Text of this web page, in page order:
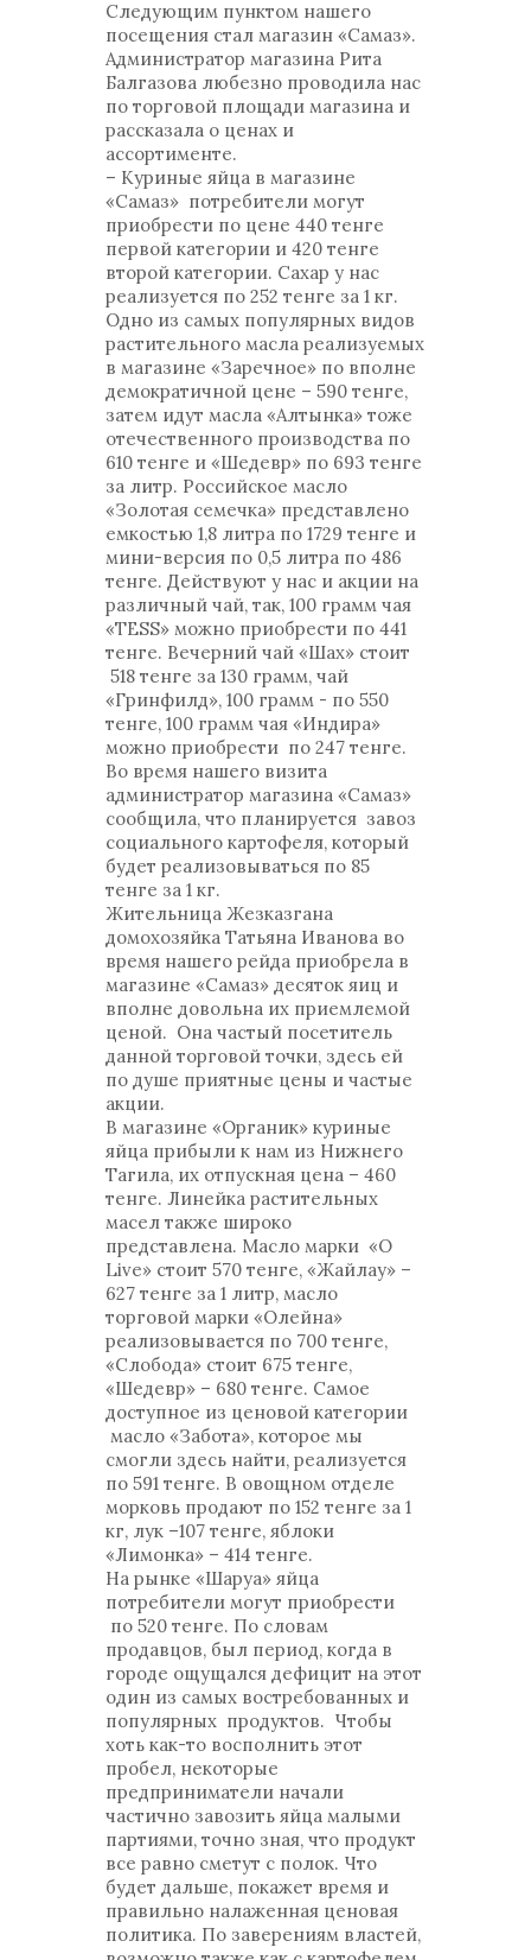
Следующим пунктом нашего
посещения стал магазин «Самаз».
Администратор магазина Рита
Балгазова любезно проводила нас
по торговой площади магазина и
рассказала о ценах и
ассортименте.
– Куриные яйца в магазине
«Самаз» потребители могут
приобрести по цене 440 тенге
первой категории и 420 тенге
второй категории. Сахар у нас
реализуется по 252 тенге за 1 кг.
Одно из самых популярных видов
растительного масла реализуемых
в магазине «Заречное» по вполне
демократичной цене – 590 тенге,
затем идут масла «Алтынка» тоже
отечественного производства по
610 тенге и «Шедевр» по 693 тенге
за литр. Российское масло
«Золотая семечка» представлено
емкостью 1,8 литра по 1729 тенге и
мини-версия по 0,5 литра по 486
тенге. Действуют у нас и акции на
различный чай, так, 100 грамм чая
«TESS» можно приобрести по 441
тенге. Вечерний чай «Шах» стоит
518 тенге за 130 грамм, чай
«Гринфилд», 100 грамм - по 550
тенге, 100 грамм чая «Индира»
можно приобрести по 247 тенге.
Во время нашего визита
администратор магазина «Самаз»
сообщила, что планируется завоз
социального картофеля, который
будет реализовываться по 85
тенге за 1 кг.
Жительница Жезказгана
домохозяйка Татьяна Иванова во
время нашего рейда приобрела в
магазине «Самаз» десяток яиц и
вполне довольна их приемлемой
ценой. Она частый посетитель
данной торговой точки, здесь ей
по душе приятные цены и частые
акции.
В магазине «Органик» куриные
яйца прибыли к нам из Нижнего
Тагила, их отпускная цена – 460
тенге. Линейка растительных
масел также широко
представлена. Масло марки «O
Live» стоит 570 тенге, «Жайлау» –
627 тенге за 1 литр, масло
торговой марки «Олейна»
реализовывается по 700 тенге,
«Слобода» стоит 675 тенге,
«Шедевр» – 680 тенге. Самое
доступное из ценовой категории
масло «Забота», которое мы
смогли здесь найти, реализуется
по 591 тенге. В овощном отделе
морковь продают по 152 тенге за 1
кг, лук –107 тенге, яблоки
«Лимонка» – 414 тенге.
На рынке «Шаруа» яйца
потребители могут приобрести
по 520 тенге. По словам
продавцов, был период, когда в
городе ощущался дефицит на этот
один из самых востребованных и
популярных продуктов. Чтобы
хоть как-то восполнить этот
пробел, некоторые
предприниматели начали
частично завозить яйца малыми
партиями, точно зная, что продукт
все равно сметут с полок. Что
будет дальше, покажет время и
правильно налаженная ценовая
политика. По заверениям властей,